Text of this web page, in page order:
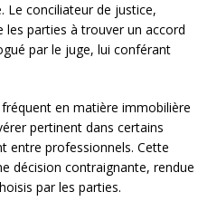
Le conciliateur de justice,
parties à trouver un accord
par le juge, lui conférant
en matière immobilière
pertinent dans certains
entre professionnels. Cette
décision contraignante, rendue
par les parties.